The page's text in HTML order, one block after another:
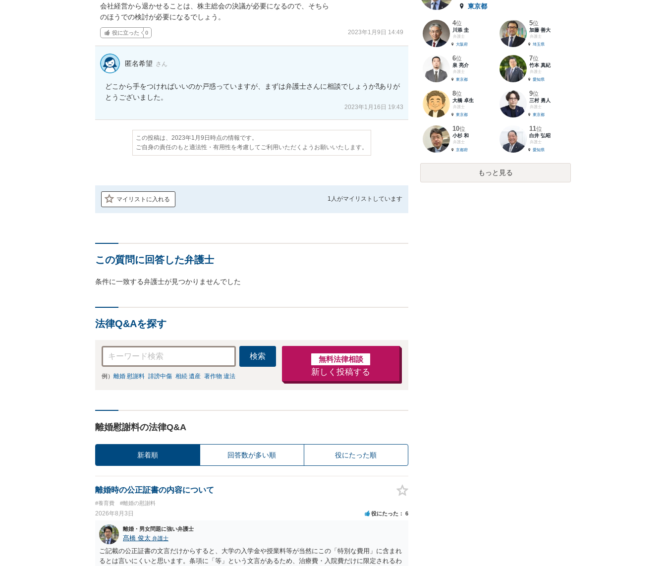
会社経営から退かせることは、株主総会の決議が必要になるので、そちら
のほうでの検討が必要になるでしょう。
役に立った 0 2023年1月9日 14:49
匿名希望 さん
どこから手をつければいいのか戸惑っていますが、まずは弁護士さんに相談でしょうか⁈ありが
とうございました。
2023年1月16日 19:43
この投稿は、2023年1月9日時点の情報です。
ご自身の責任のもと適法性・有用性を考慮してご利用いただくようお願いいたします。
マイリストに入れる 1人がマイリストしています
この質問に回答した弁護士
条件に一致する弁護士が見つかりませんでした
法律Q&Aを探す
検索
例） 離婚 慰謝料 誹謗中傷 相続 遺産 著作物 違法
無料法律相談
新しく投稿する
離婚慰謝料の法律Q&A
新着順 回答数が多い順 役にたった順
離婚時の公正証書の内容について
#養育費 #離婚の慰謝料
2026年8月3日 役にたった 6
離婚・男女問題に強い弁護士
髙橋 俊太 弁護士
ご記載の公正証書の文言だけからすると、大学の入学金や授業料等が当然にこの「特別な費用」に含まれ
るとは言いにくいと思います。条項に「等」という文言があるため、治療費・入院費だけに限定されるわ
東京都
4位
川添 圭
弁護士
大阪府
5位
加藤 善大
弁護士
埼玉県
6位
泉 亮介
弁護士
東京都
7位
竹本 真紀
弁護士
愛知県
8位
大橋 卓生
弁護士
東京都
9位
三村 勇人
弁護士
東京都
10位
小杉 和
弁護士
京都府
11位
白井 弘昭
弁護士
愛知県
もっと見る